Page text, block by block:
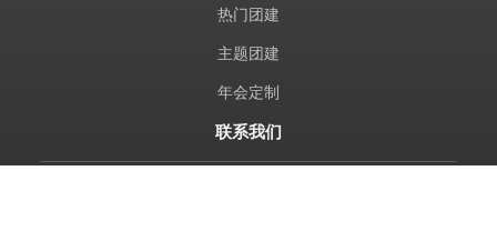
热门团建
主题团建
年会定制
联系我们